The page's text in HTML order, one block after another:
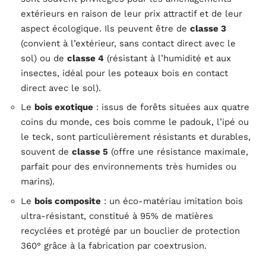
extérieurs en raison de leur prix attractif et de leur
aspect écologique. Ils peuvent être de classe 3
(convient à l’extérieur, sans contact direct avec le
sol) ou de classe 4 (résistant à l’humidité et aux
insectes, idéal pour les poteaux bois en contact
direct avec le sol).
Le bois exotique : issus de forêts situées aux quatre
coins du monde, ces bois comme le padouk, l’ipé ou
le teck, sont particulièrement résistants et durables,
souvent de classe 5 (offre une résistance maximale,
parfait pour des environnements très humides ou
marins).
Le bois composite : un éco-matériau imitation bois
ultra-résistant, constitué à 95% de matières
recyclées et protégé par un bouclier de protection
360° grâce à la fabrication par coextrusion.